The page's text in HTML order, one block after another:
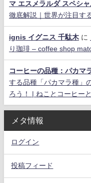
マ エスメラルダ スペシ
徹底解説｜世界が注目す
ignis イグニス 千駄木 に
り珈琲 – coffee shop
コーヒーの品種：パカマ
する品種「パカマラ種」
ろう！ | ねことコーヒー
メタ情報
ログイン
投稿フィード